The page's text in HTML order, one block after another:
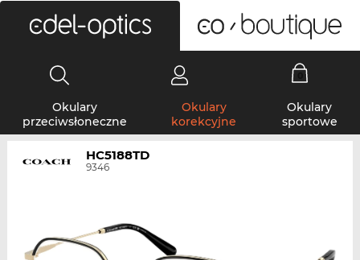
Okulary
przeciwsłoneczne
Okulary
korekcyjne
Okulary
sportowe
HC5188TD
9346